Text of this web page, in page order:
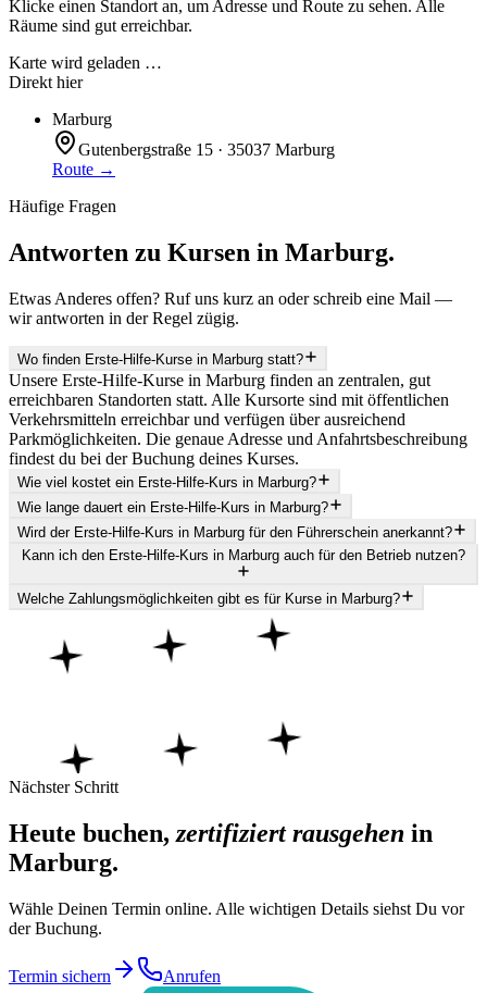
Klicke einen Standort an, um Adresse und Route zu sehen. Alle
Räume sind gut erreichbar.
Karte wird geladen …
Direkt hier
Marburg
Gutenbergstraße 15 · 35037 Marburg
Route →
Häufige Fragen
Antworten zu Kursen in Marburg.
Etwas Anderes offen? Ruf uns kurz an oder schreib eine Mail —
wir antworten in der Regel zügig.
Wo finden Erste-Hilfe-Kurse in Marburg statt?
Unsere Erste-Hilfe-Kurse in Marburg finden an zentralen, gut
erreichbaren Standorten statt. Alle Kursorte sind mit öffentlichen
Verkehrsmitteln erreichbar und verfügen über ausreichend
Parkmöglichkeiten. Die genaue Adresse und Anfahrtsbeschreibung
findest du bei der Buchung deines Kurses.
Wie viel kostet ein Erste-Hilfe-Kurs in Marburg?
Wie lange dauert ein Erste-Hilfe-Kurs in Marburg?
Wird der Erste-Hilfe-Kurs in Marburg für den Führerschein anerkannt?
Kann ich den Erste-Hilfe-Kurs in Marburg auch für den Betrieb nutzen?
Welche Zahlungsmöglichkeiten gibt es für Kurse in Marburg?
Nächster Schritt
Heute buchen, zertifiziert rausgehen in
Marburg.
Wähle Deinen Termin online. Alle wichtigen Details siehst Du vor
der Buchung.
Termin sichern Anrufen